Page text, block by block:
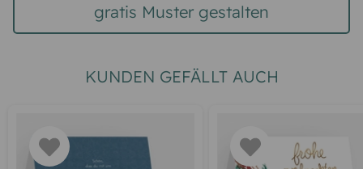
gratis Muster gestalten
KUNDEN GEFÄLLT AUCH